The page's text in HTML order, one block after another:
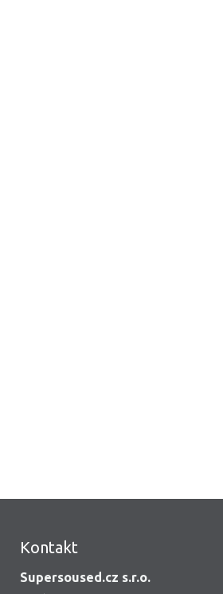
Kontakt
Supersoused.cz s.r.o.